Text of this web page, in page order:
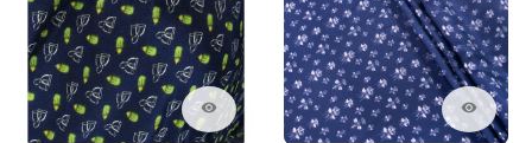
visibility visibility